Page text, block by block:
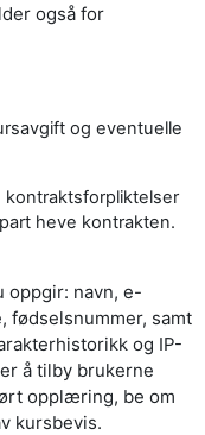
også for
og eventuelle
kontraktsforpliktelser
heve kontrakten.
oppgir: navn, e-
fødselsnummer, samt
og IP-
å tilby brukerne
opplæring, be om
kursbevis.